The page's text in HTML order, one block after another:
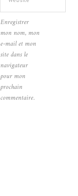
Enregistrer
mon nom, mon
e-mail et mon
site dans le
navigateur
pour mon
prochain
commentaire.